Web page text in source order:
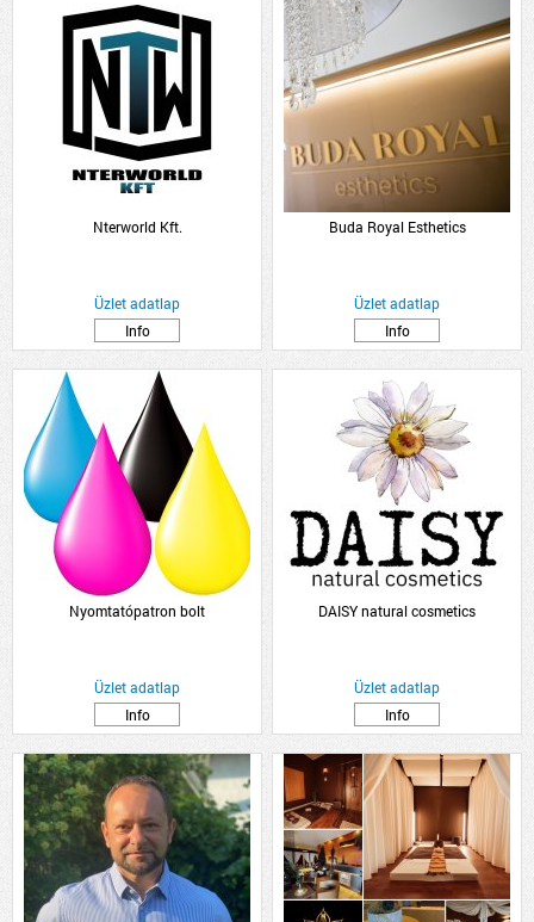
Nterworld Kft.
Üzlet adatlap
Info
Buda Royal Esthetics
Üzlet adatlap
Info
Nyomtatópatron bolt
Üzlet adatlap
Info
DAISY natural cosmetics
Üzlet adatlap
Info